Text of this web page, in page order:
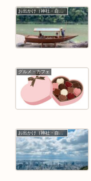
お出かけ（神社・自然・旅）
グルメ・カフェ
お出かけ（神社・自然・旅）